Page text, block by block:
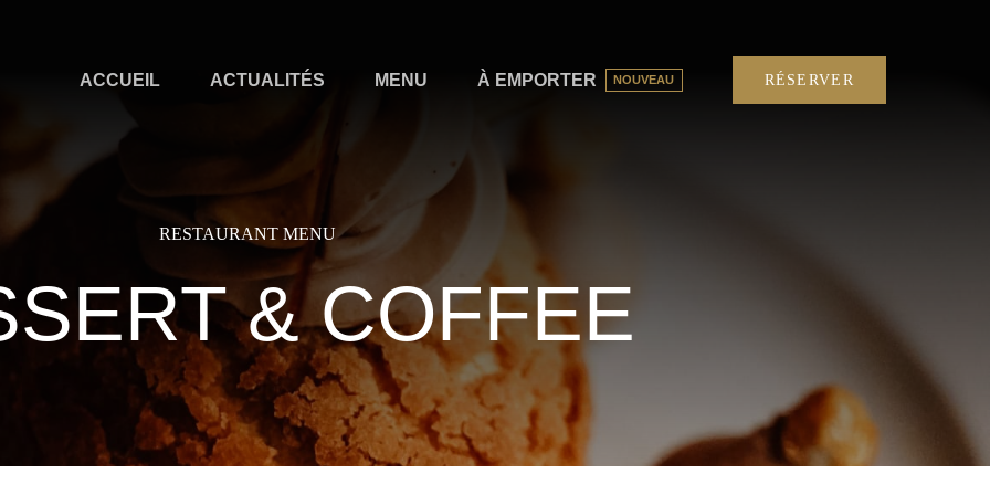
ACCUEIL ACTUALITÉS MENU À EMPORTER NOUVEAU RÉSERVER
RESTAURANT MENU
& COFFEE